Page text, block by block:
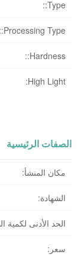
Type::
Processing Type::
Hardness::
High Light:
الصفات الرئيسية
مكان المنشأ:
الشهادة:
الحد الأدنى لكمية
سعر: